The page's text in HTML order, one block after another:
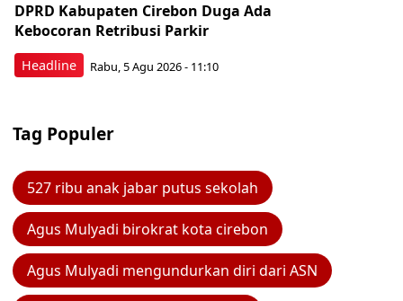
Headline
DPRD Kabupaten Cirebon Duga Ada
Kebocoran Retribusi Parkir
Rabu, 5 Agu 2026 - 11:10
Tag Populer
527 ribu anak jabar putus sekolah
Agus Mulyadi birokrat kota cirebon
Agus Mulyadi mengundurkan diri dari ASN